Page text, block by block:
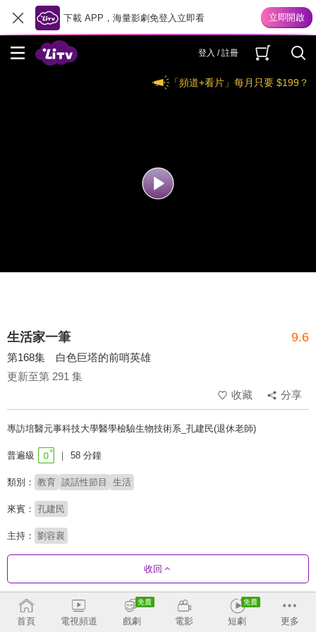
下載 APP，海量影劇免登入立即看
登入 / 註冊
「頻道+看片」每月只要 $199？
生活家一筆 9.6
第168集 白色巨塔的前哨英雄
更新至第 291 集
收藏
分享
專訪培醫元事科技大學醫學檢驗生物技術系_孔建民(退休老師)
普遍級 58 分鐘
類別： 教育 談話性節目 生活
來賓： 孔建民
主持： 劉容襄
收回
劇集列表
首頁 電視頻道 戲劇 電影 短劇 更多